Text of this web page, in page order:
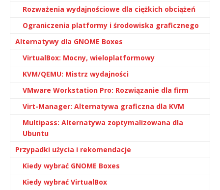
Rozważenia wydajnościowe dla ciężkich obciążeń
Ograniczenia platformy i środowiska graficznego
Alternatywy dla GNOME Boxes
VirtualBox: Mocny, wieloplatformowy
KVM/QEMU: Mistrz wydajności
VMware Workstation Pro: Rozwiązanie dla firm
Virt-Manager: Alternatywa graficzna dla KVM
Multipass: Alternatywa zoptymalizowana dla
Ubuntu
Przypadki użycia i rekomendacje
Kiedy wybrać GNOME Boxes
Kiedy wybrać VirtualBox